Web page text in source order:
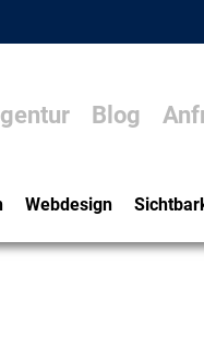
Webdesign
Blog